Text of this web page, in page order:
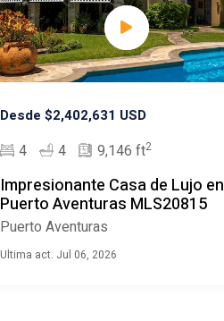
Desde $2,402,631 USD
4 4 9,146 ft2
Impresionante Casa de Lujo en
Puerto Aventuras MLS20815
Puerto Aventuras
Ultima act. Jul 06, 2026